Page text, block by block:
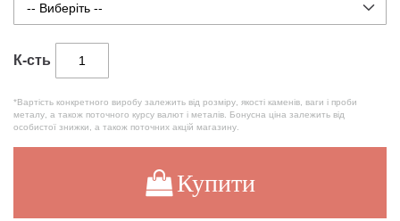
К-сть
*Вартість конкретного виробу залежить від розміру, якості каменів, ваги і проби
металу, а також поточного курсу валют і металів. Бонусна ціна залежить від
особистої знижки, а також поточних акцій магазину.
Купити